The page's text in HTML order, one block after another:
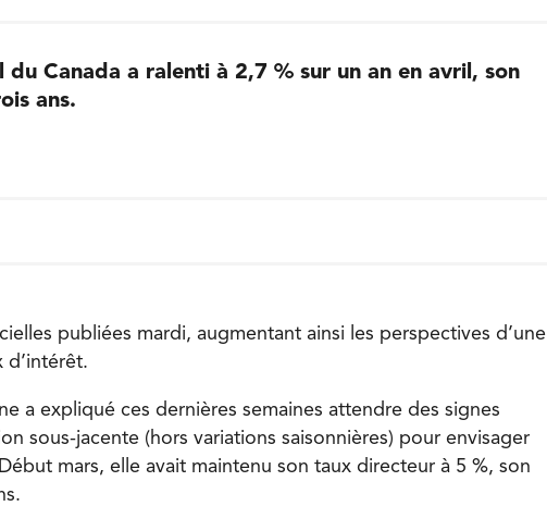
Canada a ralenti à 2,7 % sur un an en avril, son
ans.
publiées mardi, augmentant ainsi les perspectives d’une
d’intérêt.
a expliqué ces dernières semaines attendre des signes
sous-jacente (hors variations saisonnières) pour envisager
mars, elle avait maintenu son taux directeur à 5 %, son